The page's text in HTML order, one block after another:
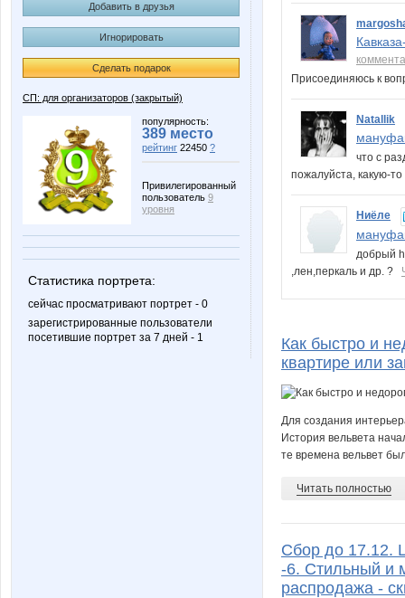
Добавить в друзья
Игнорировать
Сделать подарок
СП: для организаторов (закрытый)
популярность:
389 место
рейтинг 22450 ?
Привилегированный
пользователь 9
уровня
Статистика портрета:
сейчас просматривают портрет - 0
зарегистрированные пользователи
посетившие портрет за 7 дней - 1
Присоединяюсь к
Natallik
что с
пожалуйста, какую-
Ниёле
добрый
,лен,перкаль и др. ?
Как быстро и
квартире или
Для создания
История вельвета
те времена вельвет
Читать полностью
Сбор до 17.12.
-6. Стильный и
распродажа -